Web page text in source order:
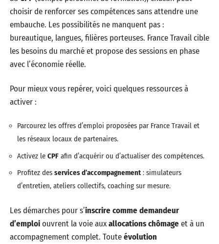
choisir de renforcer ses compétences sans attendre une
embauche. Les possibilités ne manquent pas :
bureautique, langues, filières porteuses. France Travail cible
les besoins du marché et propose des sessions en phase
avec l’économie réelle.
Pour mieux vous repérer, voici quelques ressources à
activer :
Parcourez les offres d’emploi proposées par France Travail et
les réseaux locaux de partenaires.
Activez le CPF afin d’acquérir ou d’actualiser des compétences.
Profitez des services d’accompagnement: simulateurs
d’entretien, ateliers collectifs, coaching sur mesure.
Les démarches pour s’inscrire comme demandeur
d’emploiouvrent la voie auxallocations chômageet à un
accompagnement complet. Touteévolution